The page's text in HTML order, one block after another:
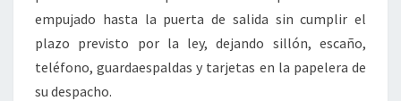
empujado hasta la puerta de salida sin cumplir el
plazo previsto por la ley, dejando sillón, escaño,
teléfono, guardaespaldas y tarjetas en la papelera de
su despacho.